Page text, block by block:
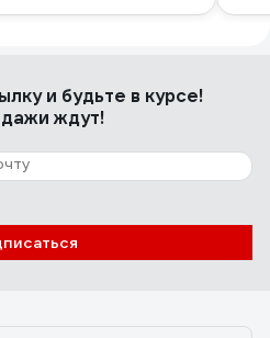
и будьте в курсе!
ждут!